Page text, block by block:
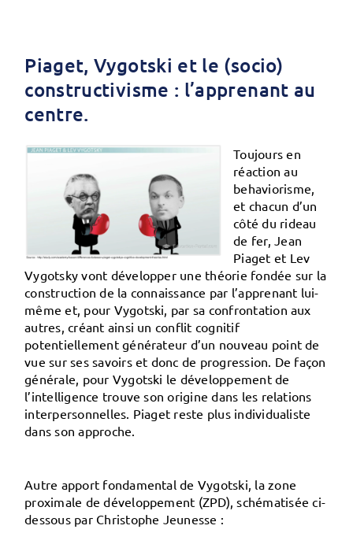
Piaget, Vygotski et le (socio)
constructivisme : l’apprenant au
centre.
Toujours en
réaction au
behaviorisme,
et chacun d’un
côté du rideau
de fer, Jean
Piaget et Lev
Vygotsky vont développer une théorie fondée sur la
construction de la connaissance par l’apprenant lui-
même et, pour Vygotski, par sa confrontation aux
autres, créant ainsi un conflit cognitif
potentiellement générateur d’un nouveau point de
vue sur ses savoirs et donc de progression. De façon
générale, pour Vygotski le développement de
l’intelligence trouve son origine dans les relations
interpersonnelles. Piaget reste plus individualiste
dans son approche.
Autre apport fondamental de Vygotski, lazone
proximale de développement (ZPD), schématisée ci-
dessous par Christophe Jeunesse :